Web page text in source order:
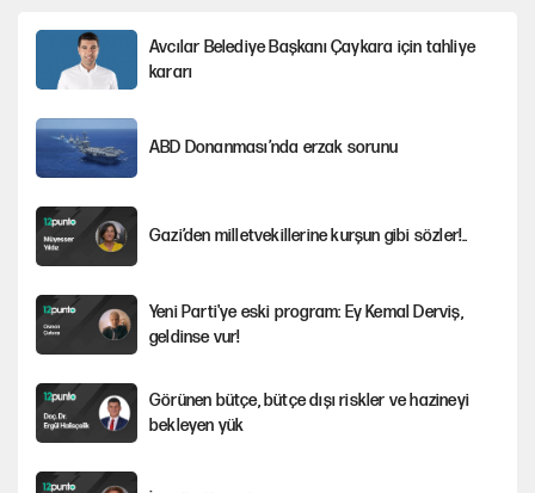
Avcılar Belediye Başkanı Çaykara için tahliye
kararı
ABD Donanması’nda erzak sorunu
Gazi’den milletvekillerine kurşun gibi sözler!..
Yeni Parti'ye eski program: Ey Kemal Derviş,
geldinse vur!
Görünen bütçe, bütçe dışı riskler ve hazineyi
bekleyen yük